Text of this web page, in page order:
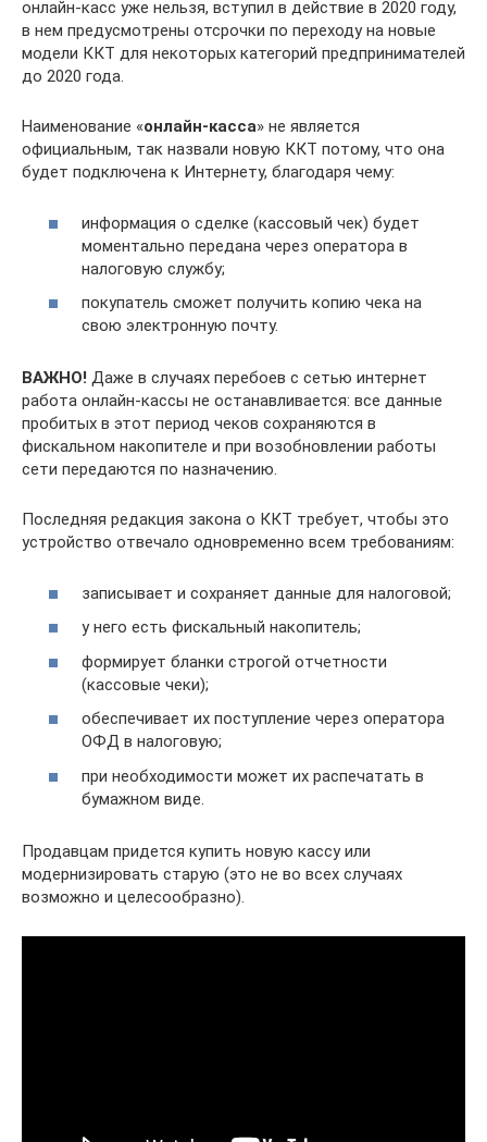
онлайн-касс уже нельзя, вступил в действие в 2020 году,
в нем предусмотрены отсрочки по переходу на новые
модели ККТ для некоторых категорий предпринимателей
до 2020 года.
Наименование «онлайн-касса» не является
официальным, так назвали новую ККТ потому, что она
будет подключена к Интернету, благодаря чему:
информация о сделке (кассовый чек) будет
моментально передана через оператора в
налоговую службу;
покупатель сможет получить копию чека на
свою электронную почту.
ВАЖНО! Даже в случаях перебоев с сетью интернет
работа онлайн-кассы не останавливается: все данные
пробитых в этот период чеков сохраняются в
фискальном накопителе и при возобновлении работы
сети передаются по назначению.
Последняя редакция закона о ККТ требует, чтобы это
устройство отвечало одновременно всем требованиям:
записывает и сохраняет данные для налоговой;
у него есть фискальный накопитель;
формирует бланки строгой отчетности
(кассовые чеки);
обеспечивает их поступление через оператора
ОФД в налоговую;
при необходимости может их распечатать в
бумажном виде.
Продавцам придется купить новую кассу или
модернизировать старую (это не во всех случаях
возможно и целесообразно).